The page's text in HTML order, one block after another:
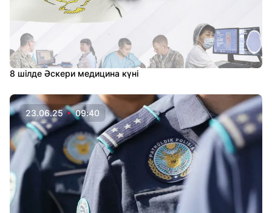
8 шілде Әскери медицина күні
23.06.25 09:40